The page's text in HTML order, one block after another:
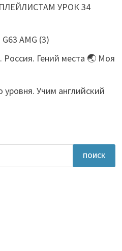
УРОК 34
AMG (3)
Россия. Гений места 🌏 Моя
уровня. Учим английский